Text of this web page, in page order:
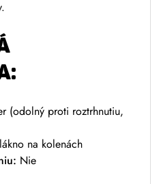
(odolný proti roztrhnutiu,
na kolenách
Nie